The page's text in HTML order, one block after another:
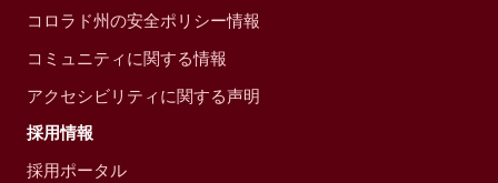
コロラド州の安全ポリシー情報
コミュニティに関する情報
アクセシビリティに関する声明
採用情報
採用ポータル